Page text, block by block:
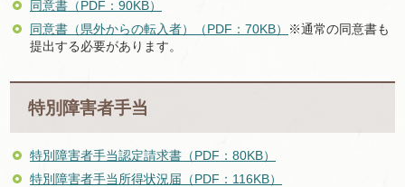
同意書（PDF：90KB）
同意書（県外からの転入者）（PDF：70KB）
※通常の同意書も
提出する必要があります。
特別障害者手当
特別障害者手当認定請求書（PDF：80KB）
特別障害者手当所得状況届（PDF：116KB）